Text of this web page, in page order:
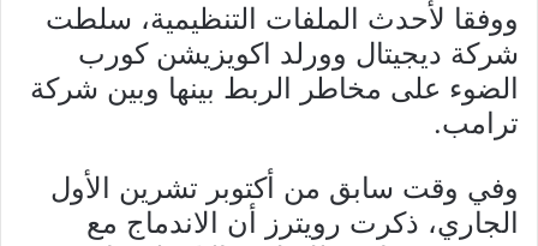
ووفقا لأحدث الملفات التنظيمية، سلطت
شركة ديجيتال وورلد اكويزيشن كورب
الضوء على مخاطر الربط بينها وبين شركة
ترامب.
وفي وقت سابق من أكتوبر تشرين الأول
الجاري، ذكرت رويترز أن الاندماج مع